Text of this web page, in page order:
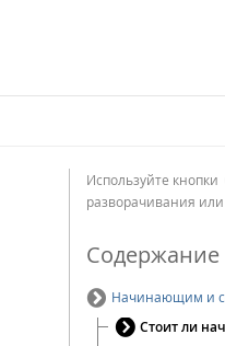
Используйте кнопки
разворачивания
Содержание
Начинающим и
Стоит ли